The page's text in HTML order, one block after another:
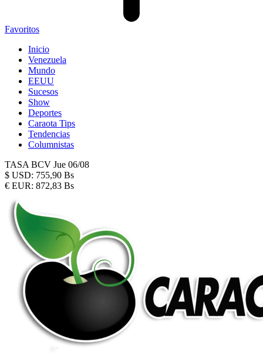
Favoritos
Inicio
Venezuela
Mundo
EEUU
Sucesos
Show
Deportes
Caraota Tips
Tendencias
Columnistas
TASA BCV Jue 06/08
$ USD: 755,90 Bs
€ EUR: 872,83 Bs